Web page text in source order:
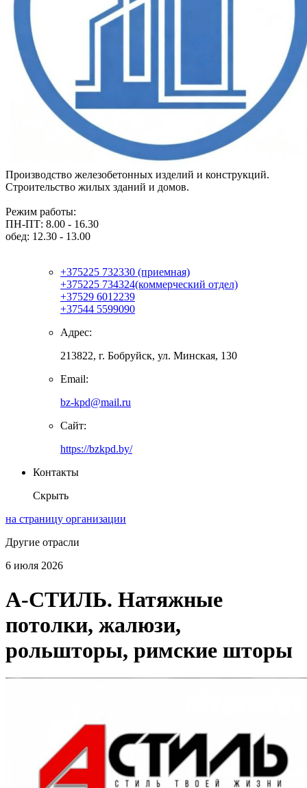
Производство железобетонных изделий и конструкций.
Строительство жилых зданий и домов.
Режим работы:
ПН-ПТ: 8.00 - 16.30
обед: 12.30 - 13.00
+375225 732330 (приемная)
+375225 734324(коммерческий отдел)
+37529 6012239
+37544 5599090
Адрес:
213822, г. Бобруйск, ул. Минская, 130
Email:
bz-kpd@mail.ru
Сайт:
https://bzkpd.by/
Контакты
Скрыть
на страницу организации
Другие отрасли
6 июля 2026
А-СТИЛЬ. Натяжные
потолки, жалюзи,
рольшторы, римские шторы